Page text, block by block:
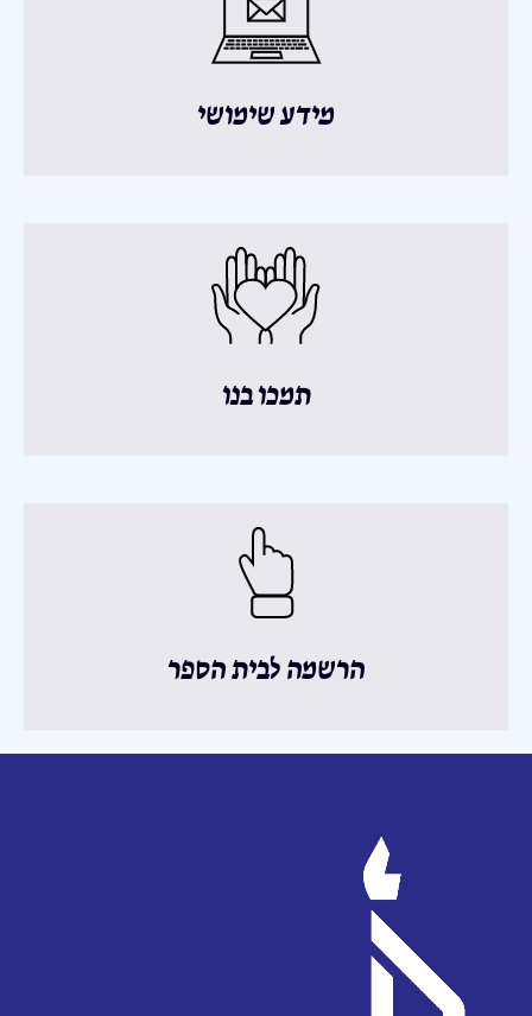
מידע שימושי
תמכו בנו
הרשמה לבית הספר